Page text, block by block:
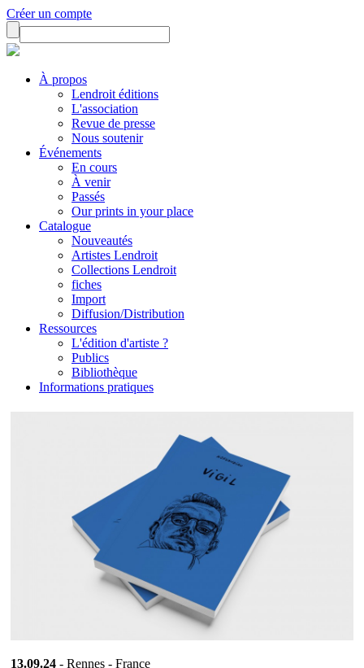
Créer un compte
À propos
Lendroit éditions
L'association
Revue de presse
Nous soutenir
Événements
En cours
À venir
Passés
Our prints in your place
Catalogue
Nouveautés
Artistes Lendroit
Collections Lendroit
fiches
Import
Diffusion/Distribution
Ressources
L'édition d'artiste ?
Publics
Bibliothèque
Informations pratiques
13.09.24 - Rennes - France